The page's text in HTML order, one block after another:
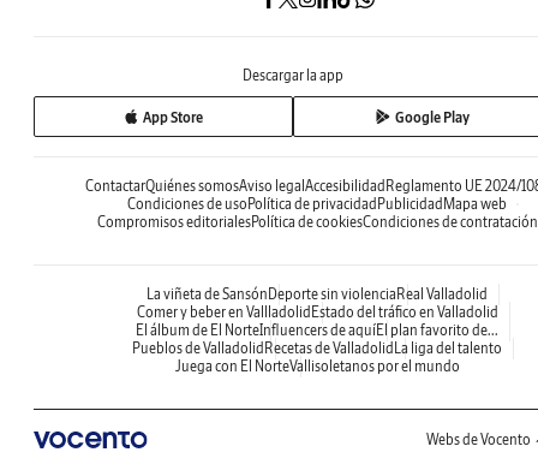
Descargar la app
App Store Google Play
ContactarQuiénes somosAviso legal Accesibilidad Reglamento UE 2024/
Condiciones de uso Política de privacidad Publicidad Mapa web
Compromisos editorialesPolítica de cookiesCondiciones de contratación
La viñeta de Sansón Deporte sin violencia Real Valladolid
Comer y beber en Vallladolid Estado del tráfico en Valladolid
El álbum de El NorteInfluencers de aquíEl plan favorito de...
Pueblos de Valladolid Recetas de Valladolid La liga del talento
Juega con El NorteVallisoletanos por el mundo
Webs de Vocento